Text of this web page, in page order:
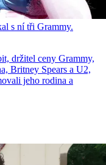
s ní tři Grammy.
držitel ceny Grammy,
Britney Spears a U2,
jeho rodina a